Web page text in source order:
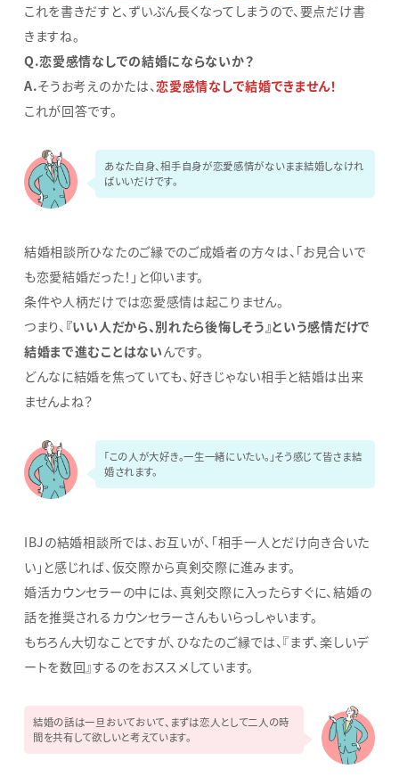
これを書きだすと、ずいぶん長くなってしまうので、要点だけ書
きますね。
Q.恋愛感情なしでの結婚にならないか？
A.そうお考えのかたは、恋愛感情なしで結婚できません！
これが回答です。
あなた自身、相手自身が恋愛感情がないまま結婚しなけれ
ばいいだけです。
結婚相談所ひなたのご縁でのご成婚者の方々は、「お見合いで
も恋愛結婚だった！」と仰います。
条件や人柄だけでは恋愛感情は起こりません。
つまり、 『いい人だから、別れたら後悔しそう』という感情だけで
結婚まで進むことはないんです。
どんなに結婚を焦っていても、好きじゃない相手と結婚は出来
ませんよね？
「この人が大好き。一生一緒にいたい。」そう感じて皆さま結
婚されます。
IBJの結婚相談所では、お互いが、「相手一人とだけ向き合いた
い」と感じれば、仮交際から真剣交際に進みます。
婚活カウンセラーの中には、真剣交際に入ったらすぐに、結婚の
話を推奨されるカウンセラーさんもいらっしゃいます。
もちろん大切なことですが、ひなたのご縁では、『まず、楽しいデ
ートを数回』するのをおススメしています。
結婚の話は一旦おいておいて、まずは恋人として二人の時
間を共有して欲しいと考えています。